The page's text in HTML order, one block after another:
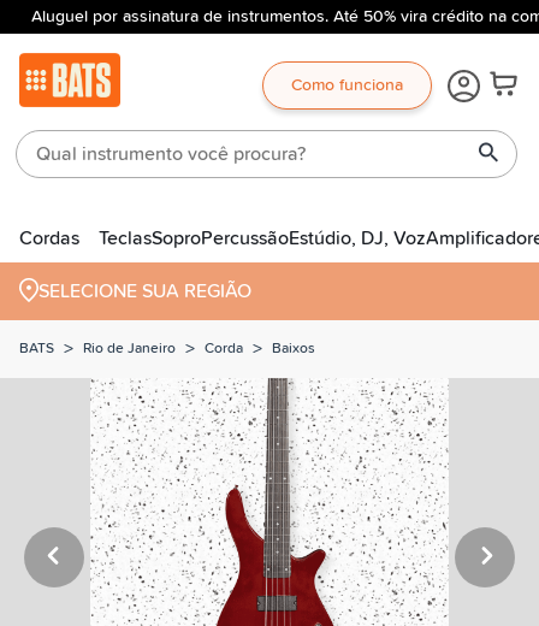
Aluguel por assinatura de instrumentos. Até 50% vira crédito na
Como funciona
Cordas TeclasSoproPercussãoEstúdio, DJ, Voz
SELECIONE SUA REGIÃO
BATS > Rio de Janeiro > Corda > Baixos